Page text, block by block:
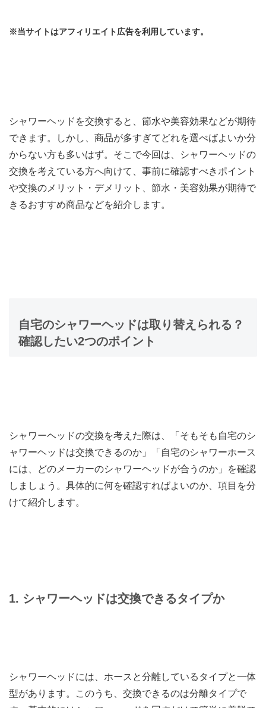
※当サイトはアフィリエイト広告を利用しています。
シャワーヘッドを交換すると、節水や美容効果などが期待
できます。しかし、商品が多すぎてどれを選べばよいか分
からない方も多いはず。そこで今回は、シャワーヘッドの
交換を考えている方へ向けて、事前に確認すべきポイント
や交換のメリット・デメリット、節水・美容効果が期待で
きるおすすめ商品などを紹介します。
自宅のシャワーヘッドは取り替えられる？
確認したい2つのポイント
シャワーヘッドの交換を考えた際は、「そもそも自宅のシ
ャワーヘッドは交換できるのか」「自宅のシャワーホース
には、どのメーカーのシャワーヘッドが合うのか」を確認
しましょう。具体的に何を確認すればよいのか、項目を分
けて紹介します。
1. シャワーヘッドは交換できるタイプか
シャワーヘッドには、ホースと分離しているタイプと一体
型があります。このうち、交換できるのは分離タイプで